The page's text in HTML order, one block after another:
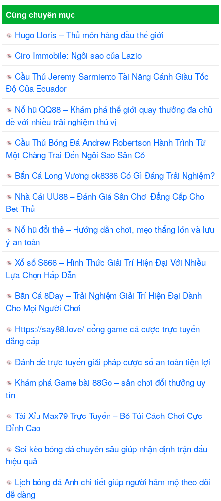
Cùng chuyên mục
Hugo Lloris – Thủ môn hàng đầu thế giới
Ciro Immobile: Ngôi sao của Lazio
Cầu Thủ Jeremy Sarmiento Tài Năng Cánh Giàu Tốc
Độ Của Ecuador
Nổ hũ QQ88 – Khám phá thế giới quay thưởng đa chủ
đề với nhiều trải nghiệm thú vị
Cầu Thủ Bóng Đá Andrew Robertson Hành Trình Từ
Một Chàng Trai Đến Ngôi Sao Sân Cỏ
Bắn Cá Long Vương ok8386 Có Gì Đáng Trải Nghiệm?
Nhà Cái UU88 – Đánh Giá Sân Chơi Đẳng Cấp Cho
Bet Thủ
Nổ hũ đổi thẻ – Hướng dẫn chơi, mẹo thắng lớn và lưu
ý an toàn
Xổ số S666 – Hình Thức Giải Trí Hiện Đại Với Nhiều
Lựa Chọn Hấp Dẫn
Bắn Cá 8Day – Trải Nghiệm Giải Trí Hiện Đại Dành
Cho Mọi Người Chơi
Https://say88.love/ cổng game cá cược trực tuyến
đẳng cấp
Đánh đề trực tuyến giải pháp cược số an toàn tiện lợi
Khám phá Game bài 88Go – sân chơi đổi thưởng uy
tín
Tài Xỉu Max79 Trực Tuyến – Bỏ Túi Cách Chơi Cực
Đỉnh Cao
Soi kèo bóng đá chuyên sâu giúp nhận định trận đấu
hiệu quả
Lịch bóng đá Anh chi tiết giúp người hâm mộ theo dõi
dễ dàng